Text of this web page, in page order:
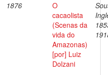
1876
O
cacaolista
(Scenas da
vida do
Amazonas)
[por] Luiz
Dolzani